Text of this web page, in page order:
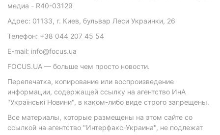
медиа - R40-03129
Адрес: 01133, г. Киев, бульвар Леси Украинки, 26
Телефон: +38 044 207 45 54
E-mail: info@focus.ua
FOCUS.UA — больше чем просто новости.
Перепечатка, копирование или воспроизведение
информации, содержащей ссылку на агентство ИнА
"Українські Новини", в каком-либо виде строго запрещены.
Все материалы, которые размещены на этом сайте со
ссылкой на агентство "Интерфакс-Украина", не подлежат